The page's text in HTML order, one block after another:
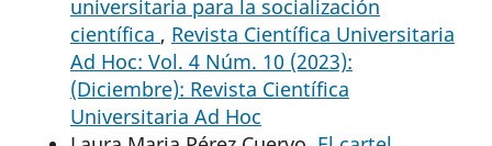
universitaria para la socialización
científica , Revista Científica Universitaria
Ad Hoc: Vol. 4 Núm. 10 (2023):
(Diciembre): Revista Científica
Universitaria Ad Hoc